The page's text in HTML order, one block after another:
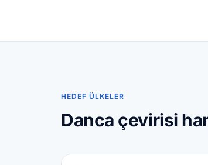
HEDEF ÜLKELER
Danca çevirisi